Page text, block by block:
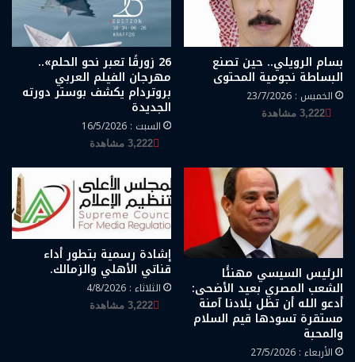
بسام الرويلي.. حين تصنع
البساطة نجومية المحتوى
الخميس : 23/7/2026
3,222 مشاهدة
26 زورقًا تعبر نحو الحلم»..
مهرجان الفيلم العربي
بروتردام يكشف بوستر دورته
الجديدة
السبت : 16/5/2026
3,222 مشاهدة
الرئيس السيسي مهنئًا
الشعب المصري بعيد الأضحى:
أدعو الله أن تظل بلادنا آمنة
مستقرة تسودها قيم السلام
والمحبة
الأربعاء : 27/5/2026
إشادة رسمية بتطور أداء
قناتي الأهلي والزمالك.
الثلاثاء : 4/8/2026
3,222 مشاهدة